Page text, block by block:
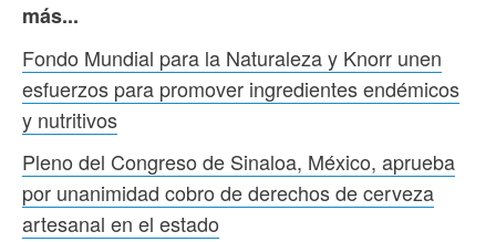
más...
Fondo Mundial para la Naturaleza y Knorr unen
esfuerzos para promover ingredientes endémicos
y nutritivos
Pleno del Congreso de Sinaloa, México, aprueba
por unanimidad cobro de derechos de cerveza
artesanal en el estado